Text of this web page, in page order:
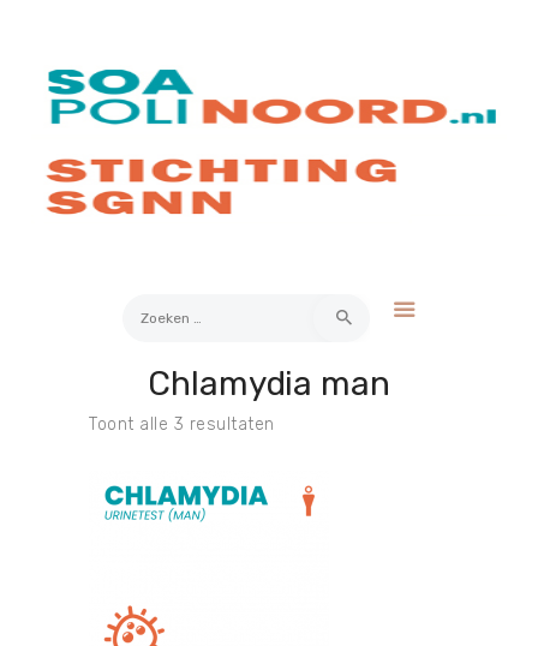
naar:
Chlamydia man
Over soa
Bestellen
Kosten
Toont alle 3 resultaten